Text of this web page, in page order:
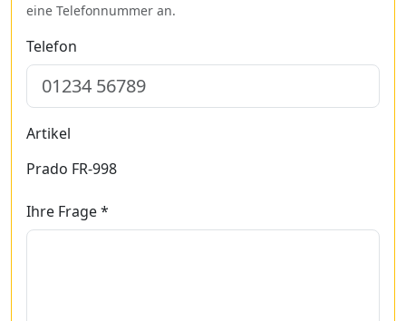
eine Telefonnummer an.
Telefon
Artikel
Prado FR-998
Ihre Frage *